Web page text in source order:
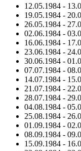
12.05.1984 -
19.05.1984 -
26.05.1984 -
02.06.1984 -
16.06.1984 -
23.06.1984 -
30.06.1984 -
07.07.1984 -
14.07.1984 -
21.07.1984 -
28.07.1984 -
04.08.1984 -
25.08.1984 -
01.09.1984 -
08.09.1984 -
15.09.1984 -